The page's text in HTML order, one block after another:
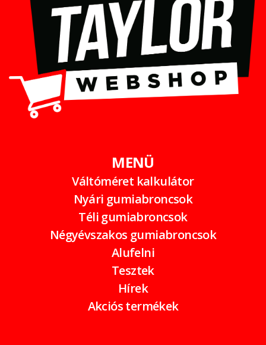
MENÜ
Váltóméret kalkulátor
Nyári gumiabroncsok
Téli gumiabroncsok
Négyévszakos gumiabroncsok
Alufelni
Tesztek
Hírek
Akciós termékek